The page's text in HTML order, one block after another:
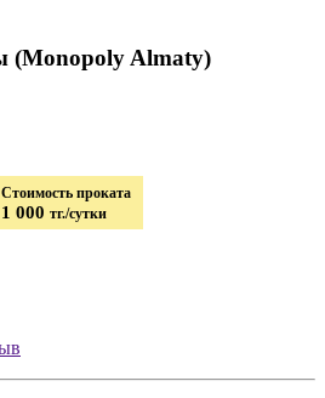
Almaty)
Стоимость проката
1 000 тг./сутки